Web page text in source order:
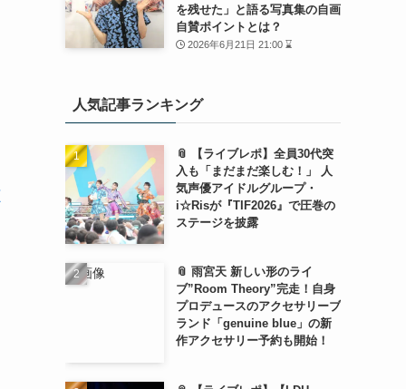
を残せた」と語る写真集の自画
自賛ポイントとは？
2026年6月21日 21:00 ⌛
人気記事ランキング
📎 【ライブレポ】全員30代突
入も「まだまだ楽しむ！」 人
気声優アイドルグループ・
i☆Risが『TIF2026』で圧巻の
ステージを披露
📎 雨宮天 新しい形のライ
ブ”Room Theory”完走！自身
プロデュースのアクセサリーブ
ランド「genuine blue」の新
作アクセサリー予約も開始！